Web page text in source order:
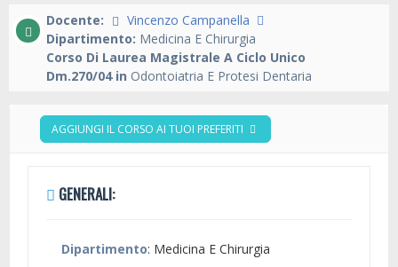
Docente:
Vincenzo Campanella
Dipartimento: Medicina E Chirurgia
Corso Di Laurea Magistrale A Ciclo Unico
Dm.270/04 in Odontoiatria E Protesi Dentaria
AGGIUNGI IL CORSO AI TUOI PREFERITI
GENERALI:
Dipartimento: Medicina E Chirurgia